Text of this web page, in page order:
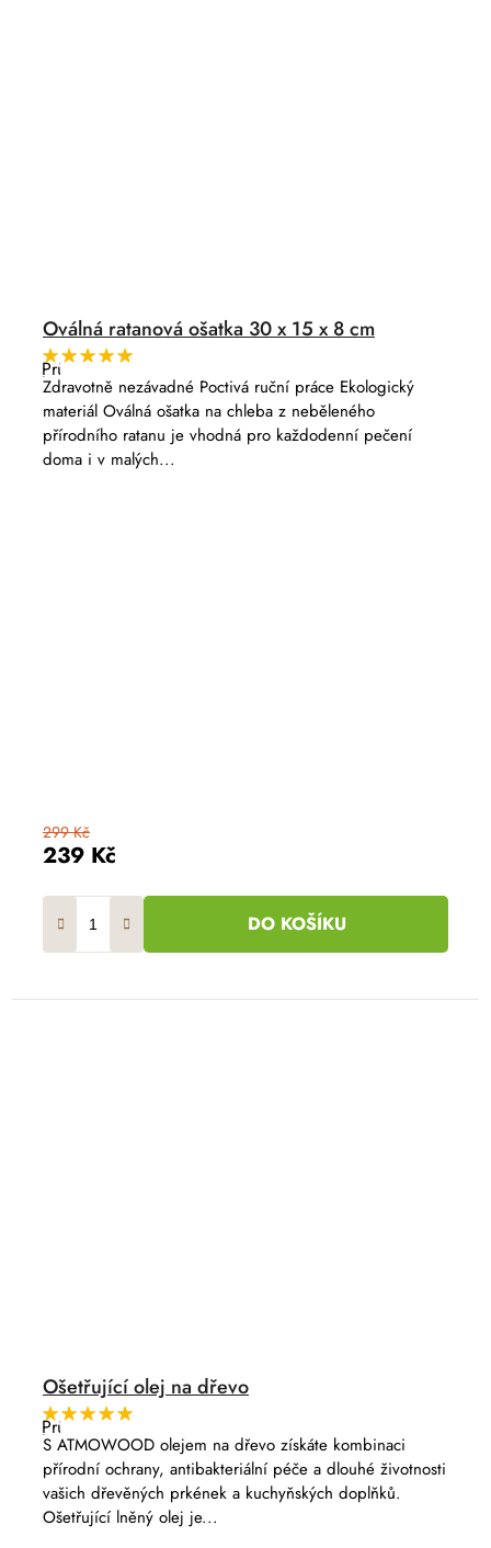
Oválná ratanová ošatka 30 x 15 x 8 cm
Průměrné
hodnocení
produktu
je
5,0
z
5
239 Kč
299 Kč
DO KOŠÍKU
Zdravotně nezávadné Poctivá ruční práce Ekologický
materiál Oválná ošatka na chleba z neběleného
přírodního ratanu je vhodná pro každodenní pečení
doma i v malých...
Ošetřující olej na dřevo
Průměrné
hodnocení
produktu
je
5,0
z
5
hvězdiček.
S ATMOWOOD olejem na dřevo získáte kombinaci
přírodní ochrany, antibakteriální péče a dlouhé životnosti
vašich dřevěných prkének a kuchyňských doplňků.
Ošetřující lněný olej je...